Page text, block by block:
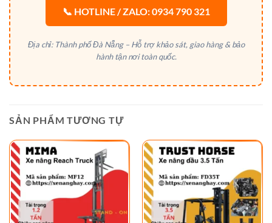
📞 HOTLINE / ZALO: 0934 790 321
Địa chỉ: Thành phố Đà Nẵng – Hỗ trợ khảo sát, giao hàng & bảo
hành tận nơi toàn quốc.
SẢN PHẨM TƯƠNG TỰ